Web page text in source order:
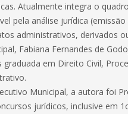
Atualmente integra o
pela análise jurídica
administrativos, derivados
Fabiana Fernandes de
graduada em Direito Civil,
Municipal, a autora foi
jurídicos, inclusive em